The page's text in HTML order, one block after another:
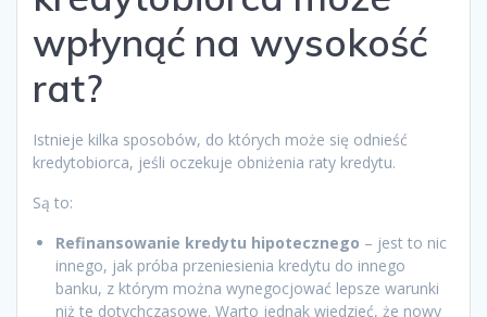
wpłynąć na wysokość
rat?
Istnieje kilka sposobów, do których może się odnieść
kredytobiorca, jeśli oczekuje obniżenia raty kredytu.
Są to:
Refinansowanie kredytu hipotecznego – jest to nic
innego, jak próba przeniesienia kredytu do innego
banku, z którym można wynegocjować lepsze warunki
niż te dotychczasowe. Warto jednak wiedzieć, że nowy